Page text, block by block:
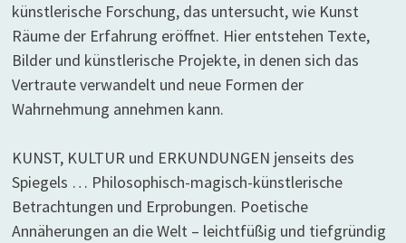
künstlerische Forschung, das untersucht, wie Kunst
Räume der Erfahrung eröffnet. Hier entstehen Texte,
Bilder und künstlerische Projekte, in denen sich das
Vertraute verwandelt und neue Formen der
Wahrnehmung annehmen kann.
KUNST, KULTUR und ERKUNDUNGEN jenseits des
Spiegels … Philosophisch-magisch-künstlerische
Betrachtungen und Erprobungen. Poetische
Annäherungen an die Welt – leichtfüßig und tiefgründig